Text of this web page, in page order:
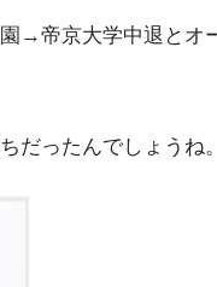
→帝京大学中退とオ
だったんでしょうね。